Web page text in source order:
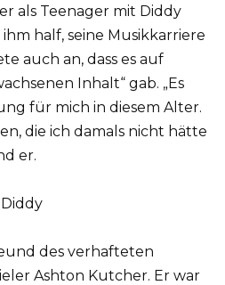
als Teenager mit Diddy
half, seine Musikkarriere
auch an, dass es auf
Inhalt“ gab. „Es
für mich in diesem Alter.
die ich damals nicht hätte
er.
des verhafteten
Ashton Kutcher. Er war